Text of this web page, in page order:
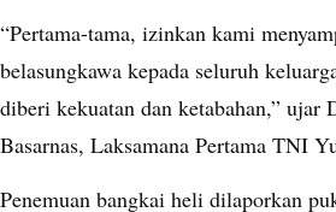
“Pertama-tama, izinkan kami
belasungkawa kepada seluruh
diberi kekuatan dan ketabahan,” ujar
Basarnas, Laksamana Pertama TNI
Penemuan bangkai heli dilaporkan